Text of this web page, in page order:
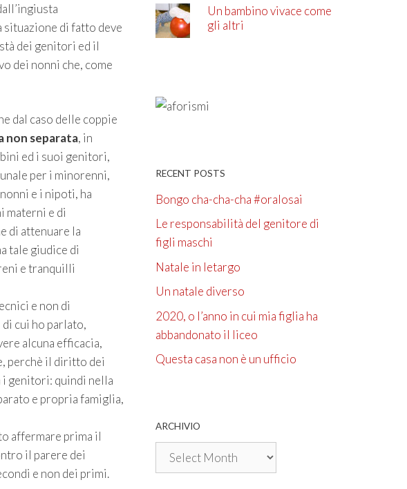
di fatto deve
dei genitori ed il
dei nonni che, come
dal caso delle coppie
non separata, in
ed i suoi genitori,
per i minorenni,
e i nipoti, ha
materni e di
di attenuare la
tale giudice di
e tranquilli
e non di
cui ho parlato,
alcuna efficacia,
perchè il diritto dei
i genitori: quindi nella
e propria famiglia,
affermare prima il
il parere dei
e non dei primi.
Un bambino vivace come
gli altri
RECENT POSTS
Bongo cha-cha-cha #oralosai
Le responsabilità del genitore di
figli maschi
Natale in letargo
Un natale diverso
2020, o l’anno in cui mia figlia ha
abbandonato il liceo
Questa casa non è un ufficio
ARCHIVIO
Archivio